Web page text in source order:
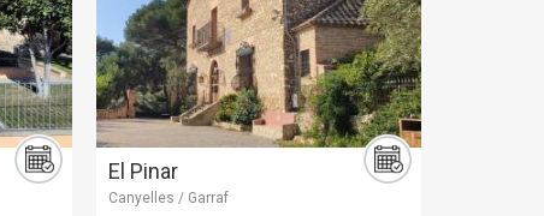
El Pinar
Canyelles / Garraf